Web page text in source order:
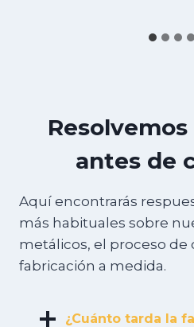
antes de
Aquí encontrarás
más habituales sobre
metálicos, el proceso de
fabricación a medida.
¿Cuánto tarda la